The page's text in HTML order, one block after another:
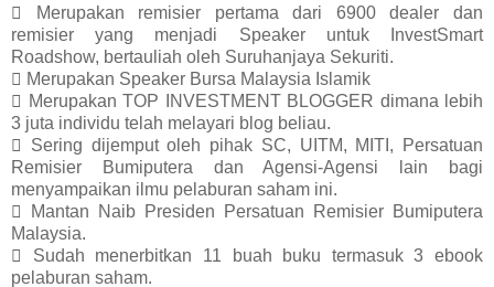
 Merupakan remisier pertama dari 6900 dealer dan
remisier yang menjadi Speaker untuk InvestSmart
Roadshow, bertauliah oleh Suruhanjaya Sekuriti.
 Merupakan Speaker Bursa Malaysia Islamik
 Merupakan TOP INVESTMENT BLOGGER dimana lebih
3 juta individu telah melayari blog beliau.
 Sering dijemput oleh pihak SC, UITM, MITI, Persatuan
Remisier Bumiputera dan Agensi-Agensi lain bagi
menyampaikan ilmu pelaburan saham ini.
 Mantan Naib Presiden Persatuan Remisier Bumiputera
Malaysia.
 Sudah menerbitkan 11 buah buku termasuk 3 ebook
pelaburan saham.